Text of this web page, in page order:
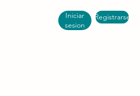
Registrarse
Iniciar
sesion